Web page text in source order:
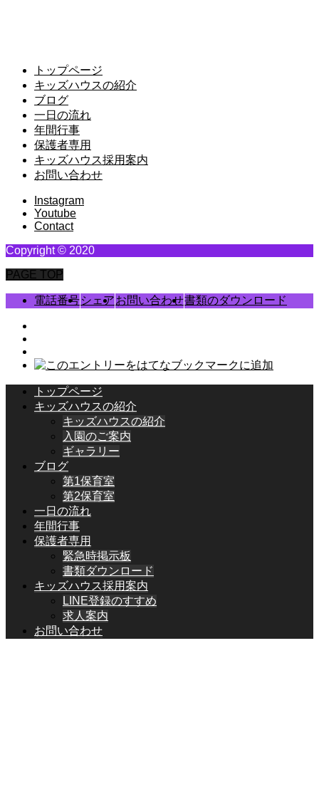
トップページ
キッズハウスの紹介
ブログ
一日の流れ
年間行事
保護者専用
キッズハウス採用案内
お問い合わせ
Instagram
Youtube
Contact
Copyright © 2020
PAGE TOP
電話番号シェアお問い合わせ書類のダウンロード
トップページ
キッズハウスの紹介
キッズハウスの紹介
入園のご案内
ギャラリー
ブログ
第1保育室
第2保育室
一日の流れ
年間行事
保護者専用
緊急時掲示板
書類ダウンロード
キッズハウス採用案内
LINE登録のすすめ
求人案内
お問い合わせ